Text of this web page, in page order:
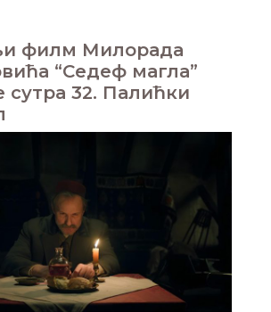
филм Милорада
“Седеф магла”
сутра 32. Палићки